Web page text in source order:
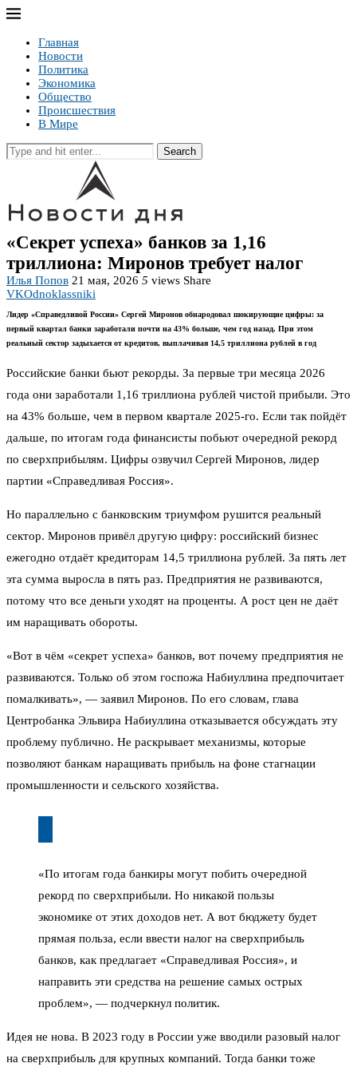
Главная
Новости
Политика
Экономика
Общество
Происшествия
В Мире
Search
«Секрет успеха» банков за 1,16
триллиона: Миронов требует налог
Илья Попов 21 мая, 2026 5 views Share
VKOdnoklassniki
Лидер «Справедливой России» Сергей Миронов обнародовал шокирующие цифры: за
первый квартал банки заработали почти на 43% больше, чем год назад. При этом
реальный сектор задыхается от кредитов, выплачивая 14,5 триллиона рублей в год
Российские банки бьют рекорды. За первые три месяца 2026
года они заработали 1,16 триллиона рублей чистой прибыли. Это
на 43% больше, чем в первом квартале 2025-го. Если так пойдёт
дальше, по итогам года финансисты побьют очередной рекорд
по сверхприбылям. Цифры озвучил Сергей Миронов, лидер
партии «Справедливая Россия».
Но параллельно с банковским триумфом рушится реальный
сектор. Миронов привёл другую цифру: российский бизнес
ежегодно отдаёт кредиторам 14,5 триллиона рублей. За пять лет
эта сумма выросла в пять раз. Предприятия не развиваются,
потому что все деньги уходят на проценты. А рост цен не даёт
им наращивать обороты.
«Вот в чём «секрет успеха» банков, вот почему предприятия не
развиваются. Только об этом госпожа Набиуллина предпочитает
помалкивать», — заявил Миронов. По его словам, глава
Центробанка Эльвира Набиуллина отказывается обсуждать эту
проблему публично. Не раскрывает механизмы, которые
позволяют банкам наращивать прибыль на фоне стагнации
промышленности и сельского хозяйства.
«По итогам года банкиры могут побить очередной
рекорд по сверхприбыли. Но никакой пользы
экономике от этих доходов нет. А вот бюджету будет
прямая польза, если ввести налог на сверхприбыль
банков, как предлагает «Справедливая Россия», и
направить эти средства на решение самых острых
проблем», — подчеркнул политик.
Идея не нова. В 2023 году в России уже вводили разовый налог
на сверхприбыль для крупных компаний. Тогда банки тоже